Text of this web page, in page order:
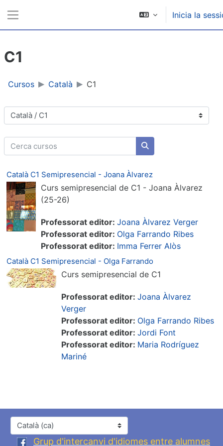
Inicia la
C1
Cursos Català C1
Categories de cursos
Cerca cursos
Cerca cursos
Català C1 Semipresencial - Joana Àlvarez
Curs semipresencial de C1 - Joana Àlvarez
(25-26)
Professorat editor: Joana Àlvarez Verger
Professorat editor: Olga Farrando Ribes
Professorat editor: Imma Ferrer Alòs
Català C1 Semipresencial - Olga Farrando
Curs semipresencial de C1
Professorat editor: Joana Àlvarez
Verger
Professorat editor: Olga Farrando Ribes
Professorat editor: Jordi Font
Professorat editor: Maria Rodríguez
Mariné
Idioma
Grup d'intercanvi d'idiomes entre alumnes